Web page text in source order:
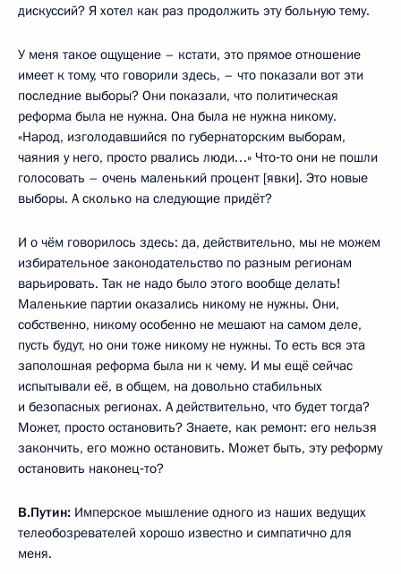
дискуссий? Я хотел как раз продолжить эту больную тему.
У меня такое ощущение – кстати, это прямое отношение
имеет к тому, что говорили здесь, – что показали вот эти
последние выборы? Они показали, что политическая
реформа была не нужна. Она была не нужна никому.
«Народ, изголодавшийся по губернаторским выборам,
чаяния у него, просто рвались люди…» Что‑то они не пошли
голосовать – очень маленький процент [явки]. Это новые
выборы. А сколько на следующие придёт?
И о чём говорилось здесь: да, действительно, мы не можем
избирательное законодательство по разным регионам
варьировать. Так не надо было этого вообще делать!
Маленькие партии оказались никому не нужны. Они,
собственно, никому особенно не мешают на самом деле,
пусть будут, но они тоже никому не нужны. То есть вся эта
заполошная реформа была ни к чему. И мы ещё сейчас
испытывали её, в общем, на довольно стабильных
и безопасных регионах. А действительно, что будет тогда?
Может, просто остановить? Знаете, как ремонт: его нельзя
закончить, его можно остановить. Может быть, эту реформу
остановить наконец‑то?
В.Путин: Имперское мышление одного из наших ведущих
телеобозревателей хорошо известно и симпатично для
меня.